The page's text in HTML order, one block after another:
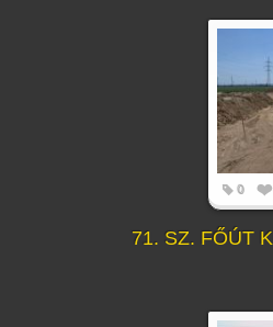
0
71. SZ. FŐÚT